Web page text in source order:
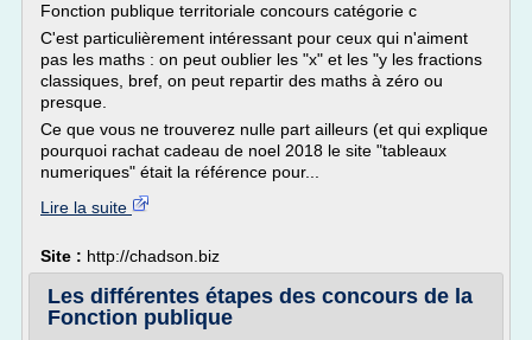
Fonction publique territoriale concours catégorie c
C'est particulièrement intéressant pour ceux qui n'aiment
pas les maths : on peut oublier les "x" et les "y les fractions
classiques, bref, on peut repartir des maths à zéro ou
presque.
Ce que vous ne trouverez nulle part ailleurs (et qui explique
pourquoi rachat cadeau de noel 2018 le site "tableaux
numeriques" était la référence pour...
Lire la suite
Site : http://chadson.biz
Les différentes étapes des concours de la
Fonction publique